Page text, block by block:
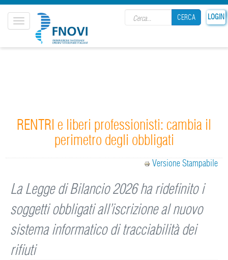
LOGIN
CERCA
Toggle
navigation
RENTRI e liberi professionisti: cambia il
perimetro degli obbligati
Versione Stampabile
La Legge di Bilancio 2026 ha ridefinito i
soggetti obbligati all’iscrizione al nuovo
sistema informatico di tracciabilità dei
rifiuti